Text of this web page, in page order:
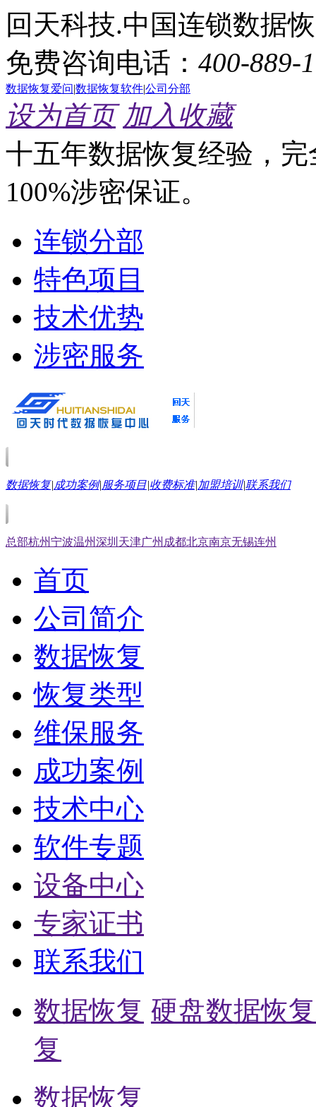
回天科技.中国连锁数据
免费咨询电话： 400-889-
数据恢复爱问|数据恢复软件|公司分部
设为首页 加入收藏
十五年数据恢复经验，
100%涉密保证。
连锁分部
特色项目
技术优势
涉密服务
数据恢复|成功案例|服务项目|收费标准|加盟培训|联系我们
总部杭州宁波温州深圳 天津广州 成都北京南京无锡连州
首页
公司简介
数据恢复
恢复类型
维保服务
成功案例
技术中心
软件专题
设备中心
专家证书
联系我们
数据恢复 硬盘数据恢复
复
数据恢复